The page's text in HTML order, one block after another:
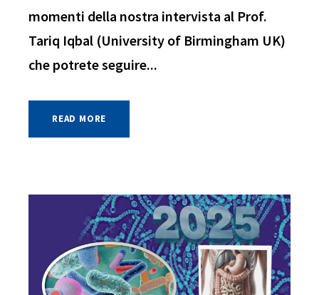
momenti della nostra intervista al Prof.
Tariq Iqbal (University of Birmingham UK)
che potrete seguire...
READ MORE